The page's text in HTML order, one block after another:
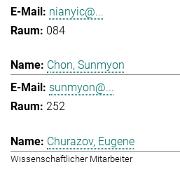
nianyic@...
084
Chon, Sunmyon
sunmyon@...
252
Churazov, Eugene
Wissenschaftlicher Mitarbeiter